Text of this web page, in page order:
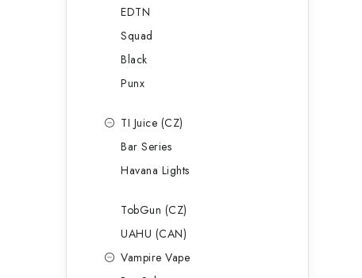
EDTN
Squad
Black
Punx
TI Juice (CZ)
Bar Series
Havana Lights
TobGun (CZ)
UAHU (CAN)
Vampire Vape